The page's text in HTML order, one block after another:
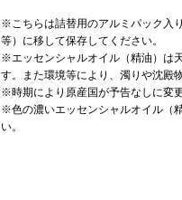
※こちらは詰替用のアルミパック入
等）に移して保存してください。
※エッセンシャルオイル（精油）は
す。また環境等により、濁りや沈殿
※時期により原産国が予告なしに変
※色の濃いエッセンシャルオイル（
い。